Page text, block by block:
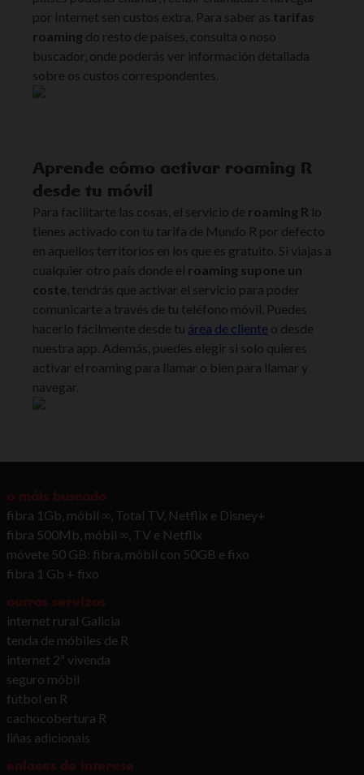
por Internet sen custos extra. Para saber as tarifas
roaming do resto de países, consulta o noso
buscador, onde poderás ver información detallada
sobre os custos correspondentes.
Aprende cómo activar roaming R
desde tu móvil
Para facilitarte las cosas, el servicio de roaming R lo
tienes activado con tu tarifa de Mundo R por defecto
en aquellos territorios en los que es gratuito. Si viajas a
cualquier otro país donde el roaming supone un
coste , tendrás que activar el servicio para poder
comunicarte a través de tu teléfono móvil. Puedes
hacerlo fácilmente desde tu área de cliente o desde
nuestra app. Además, puedes elegir si solo quieres
activar el roaming para llamar o bien para llamar y
navegar.
o máis buscado
fibra 1Gb, móbil ∞, Total TV, Netflix e Disney+
fibra 500Mb, móbil ∞, TV e Netflix
móvete 50 GB: fibra, móbil con 50GB e fixo
fibra 1 Gb + fixo
outros servizos
internet rural Galicia
tenda de móbiles de R
internet 2ª vivenda
seguro móbil
fútbol en R
cachocobertura R
liñas adicionais
enlaces de interese